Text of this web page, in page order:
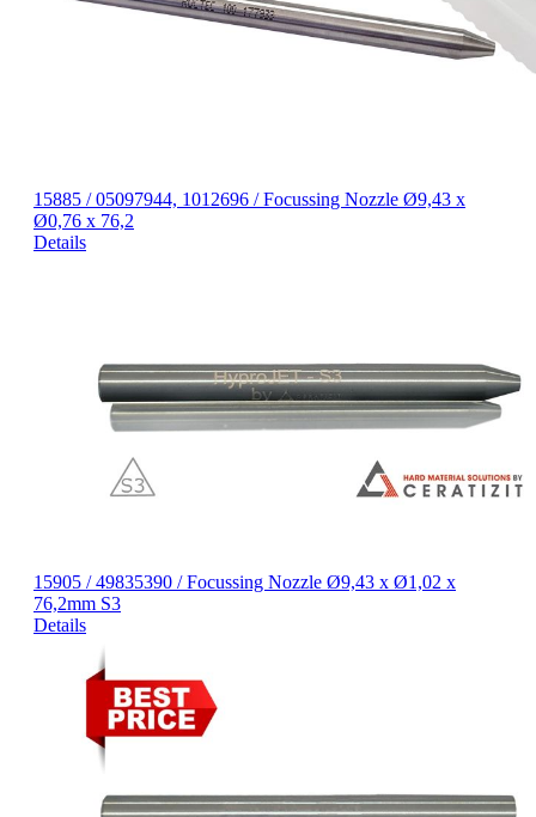
15885 / 05097944, 1012696 / Focussing Nozzle Ø9,43 x
Ø0,76 x 76,2
Details
15905 / 49835390 / Focussing Nozzle Ø9,43 x Ø1,02 x
76,2mm S3
Details